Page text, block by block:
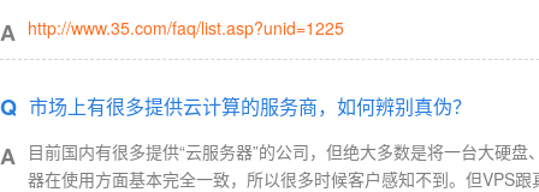
A http://www.35.com/faq/list.asp?unid=1225
Q 市场上有很多提供云计算的服务商，如何辨别真伪？
A 目前国内有很多提供“云服务器”的公司，但绝大多数是将一台大硬
器在使用方面基本完全一致，所以很多时候客户感知不到。但VPS